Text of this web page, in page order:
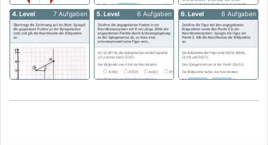
4. Level 7 Aufgaben 5. Level 6 Aufgaben 6. Level 6 Aufgaben